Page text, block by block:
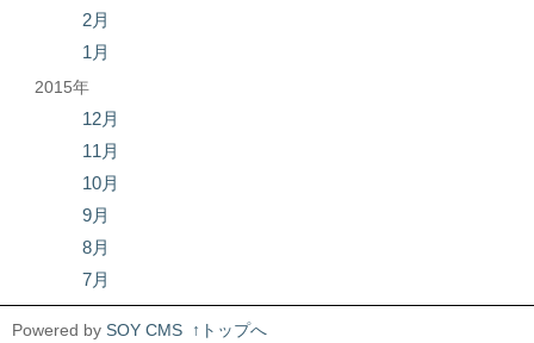
2月
1月
2015年
12月
11月
10月
9月
8月
7月
Powered by SOY CMS ↑トップへ